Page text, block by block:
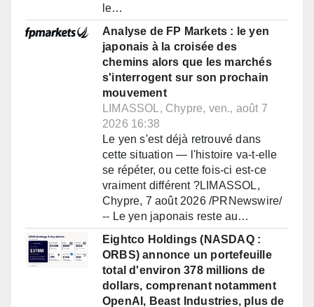
le…
Analyse de FP Markets : le yen
japonais à la croisée des
chemins alors que les marchés
s'interrogent sur son prochain
mouvement
LIMASSOL, Chypre, ven., août 7
2026 16:38
Le yen s'est déjà retrouvé dans
cette situation — l'histoire va-t-elle
se répéter, ou cette fois-ci est-ce
vraiment différent ?LIMASSOL,
Chypre, 7 août 2026 /PRNewswire/
-- Le yen japonais reste au…
Eightco Holdings (NASDAQ :
ORBS) annonce un portefeuille
total d'environ 378 millions de
dollars, comprenant notamment
OpenAI, Beast Industries, plus de